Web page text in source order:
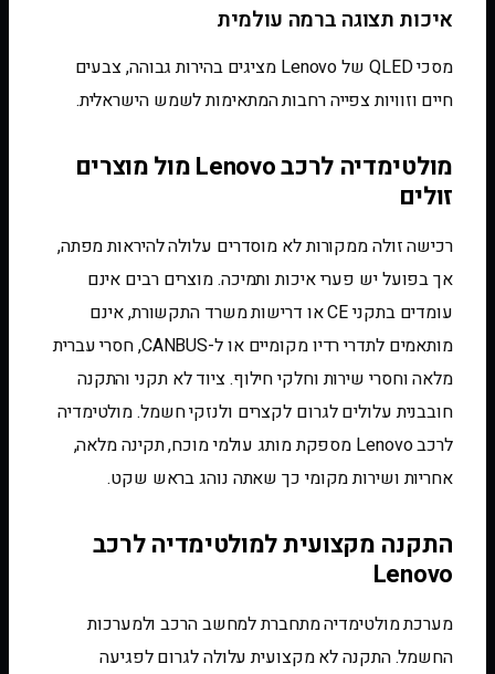
איכות תצוגה ברמה עולמית
מסכי QLED של Lenovo מציגים בהירות גבוהה, צבעים
חיים וזוויות צפייה רחבות המתאימות לשמש הישראלית.
מולטימדיה לרכב Lenovo מול מוצרים
זולים
רכישה זולה ממקורות לא מוסדרים עלולה להיראות מפתה,
אך בפועל יש פערי איכות ותמיכה. מוצרים רבים אינם
עומדים בתקני CE או דרישות משרד התקשורת, אינם
מותאמים לתדרי רדיו מקומיים או ל-CANBUS, חסרי עברית
מלאה וחסרי שירות וחלקי חילוף. ציוד לא תקני והתקנה
חובבנית עלולים לגרום לקצרים ולנזקי חשמל. מולטימדיה
לרכב Lenovo מספקת מותג עולמי מוכח, תקינה מלאה,
אחריות ושירות מקומי כך שאתה נוהג בראש שקט.
התקנה מקצועית למולטימדיה לרכב
Lenovo
מערכת מולטימדיה מתחברת למחשב הרכב ולמערכות
החשמל. התקנה לא מקצועית עלולה לגרום לפגיעה